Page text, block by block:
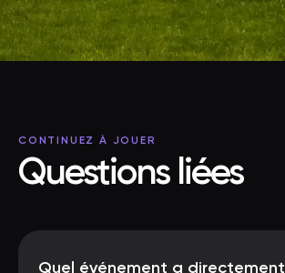
CONTINUEZ À JOUER
Questions liées
Quel événement a directement